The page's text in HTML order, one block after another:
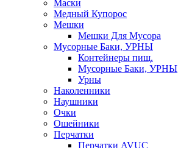
Маски
Медный Купорос
Мешки
Мешки Для Мусора
Мусорные Баки, УРНЫ
Контейнеры пищ.
Мусорные Баки, УРНЫ
Урны
Наколенники
Наушники
Очки
Ошейники
Перчатки
Перчатки AVUC